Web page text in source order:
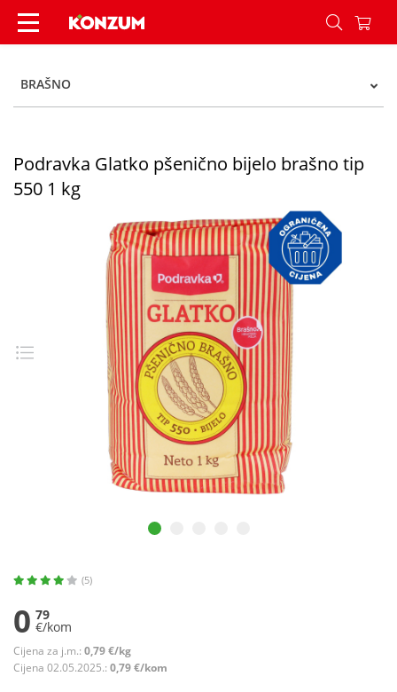
Podravka Glatko pšenično bijelo brašno tip 550
BRAŠNO
Podravka Glatko pšenično bijelo brašno tip
550 1 kg
(5)
0 79
€/kom
Cijena za j.m.: 0,79 €/kg
Cijena 02.05.2025.: 0,79 €/kom